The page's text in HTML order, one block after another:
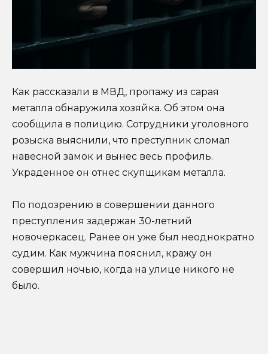
Как рассказали в МВД, пропажу из сарая
металла обнаружила хозяйка. Об этом она
сообщила в полицию. Сотрудники уголовного
розыска выяснили, что преступник сломал
навесной замок и вынес весь профиль.
Украденное он отнес скупщикам металла.
По подозрению в совершении данного
преступления задержан 30-летний
новочеркасец. Ранее он уже был неоднократно
судим. Как мужчина пояснил, кражу он
совершил ночью, когда на улице никого не
было.